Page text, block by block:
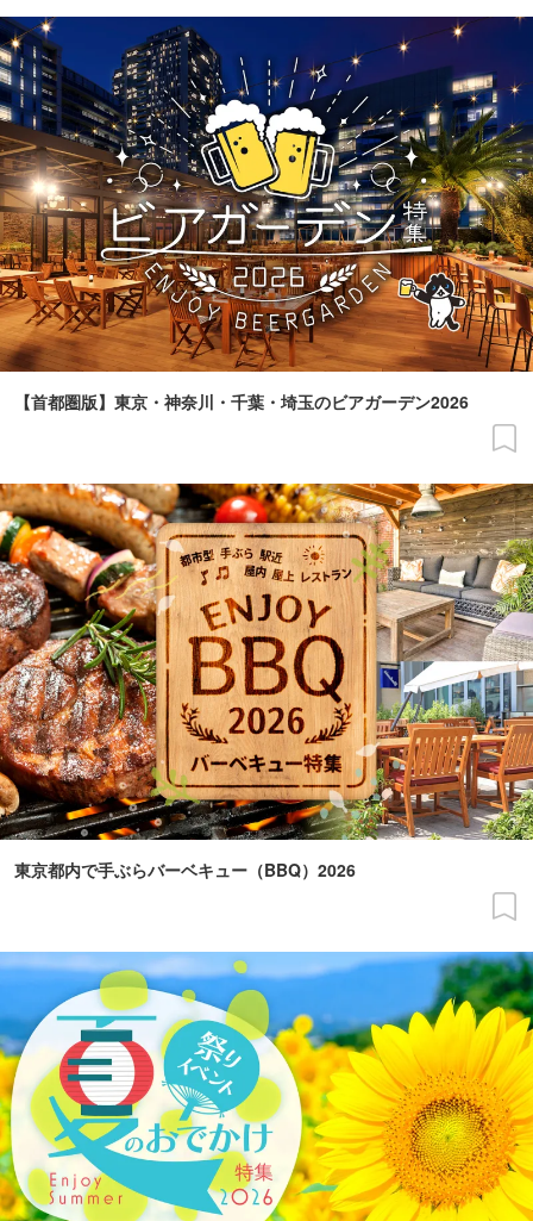
【首都圏版】東京・神奈川・千葉・埼玉のビアガーデン2026
東京都内で手ぶらバーベキュー（BBQ）2026